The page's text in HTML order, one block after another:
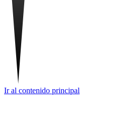
Ir al contenido principal